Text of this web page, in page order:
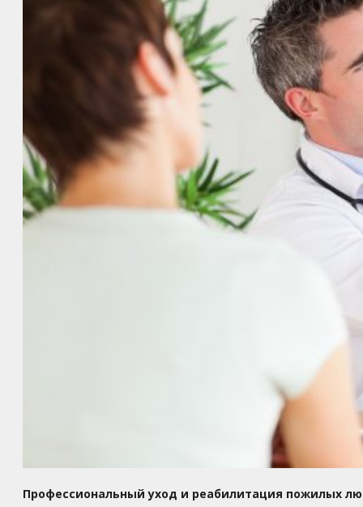
Профессиональный уход и реабилитация пожилых